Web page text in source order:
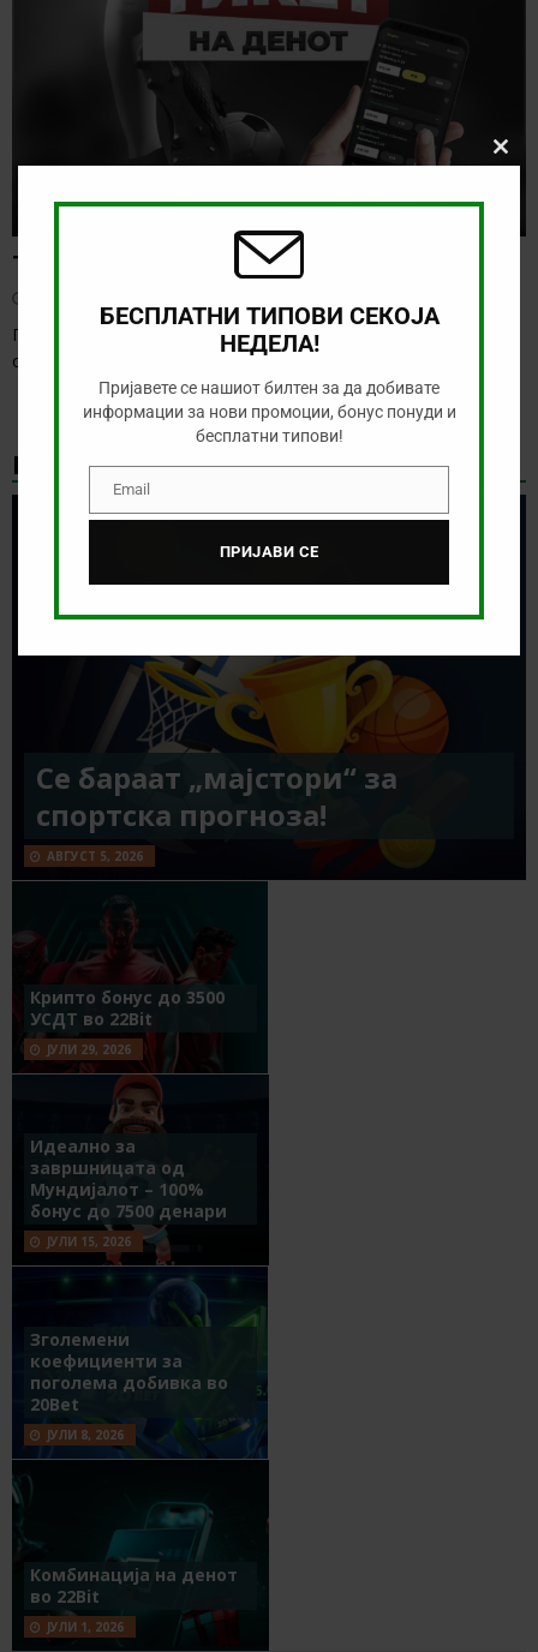
Тикет на денот (недела, 09.08.2026)
Пред нас е ден со одлична понуда, а за многу кратко ќе го
одбележиме официјалниот
[…]
НАЈНОВИ БОНУС ВЕСТИ
Се бараат „мајстори“ за
спортска прогноза!
АВГУСТ 5, 2026
Крипто бонус до 3500
УСДТ во 22Bit
ЈУЛИ 29, 2026
Идеално за
завршницата од
Мундијалот – 100%
бонус до 7500 денари
ЈУЛИ 15, 2026
Зголемени
коефициенти за
поголема добивка во
20Bet
ЈУЛИ 8, 2026
Комбинација на денот
во 22Bit
ЈУЛИ 1, 2026
БЕСПЛАТНИ ТИПОВИ СЕКОЈА
НЕДЕЛА!
Пријавете се нашиот билтен за да добивате
информации за нови промоции, бонус понуди и
бесплатни типови!
EmailEmail
ПРИЈАВИ СЕ